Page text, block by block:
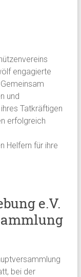
engagierte
und
Tatkräftigen
erfolgreich
Helfern für ihre
e.V.
bei der